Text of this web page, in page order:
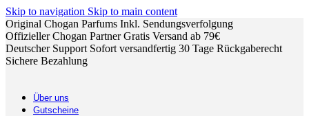
Skip to navigation Skip to main content
Original Chogan Parfums Inkl. Sendungsverfolgung
Offizieller Chogan PartnerGratis Versand ab 79€
Deutscher Support Sofort versandfertig 30 Tage Rückgaberecht
Sichere Bezahlung
Über uns
Gutscheine